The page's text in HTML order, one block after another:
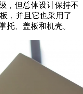
，但总体设计保持不
，并且它也采用了
托、盖板和机壳。